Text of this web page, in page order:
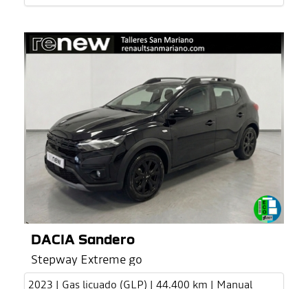
DACIA Sandero
Stepway Extreme go
2023 | Gas licuado (GLP) | 44.400 km | Manual